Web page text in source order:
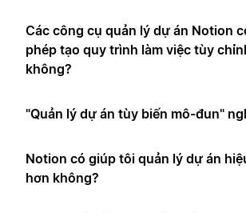
Các công cụ quản lý dự án Notion
phép tạo quy trình làm việc tùy
không?
"Quản lý dự án tùy biến mô-đun"
Notion có giúp tôi quản lý dự án
hơn không?